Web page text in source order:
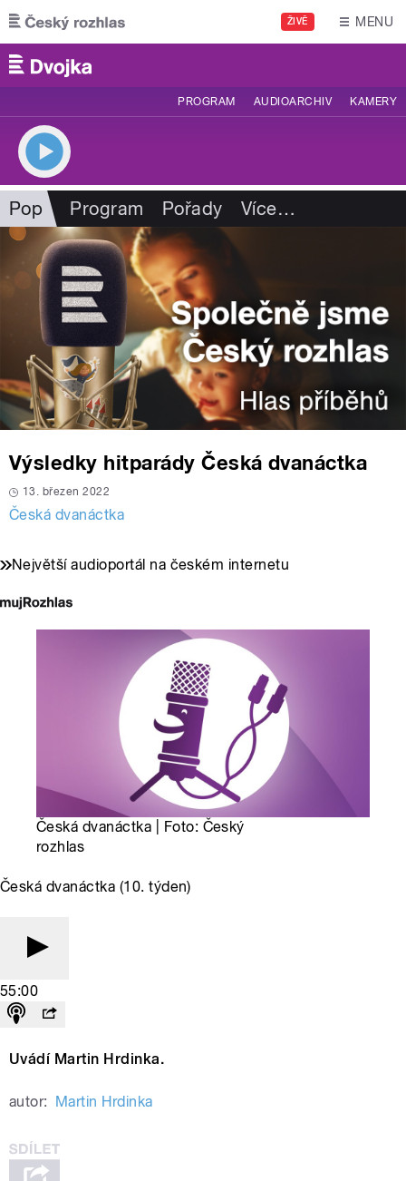
Přejít k hlavnímu obsahu
ŽIVĚ MENU
PROGRAM AUDIOARCHIV KAMERY
Pop Program Pořady Více…
Výsledky hitparády Česká dvanáctka
13. březen 2022
Česká dvanáctka
Největší audioportál na českém internetu
Česká dvanáctka | Foto: Český
rozhlas
Česká dvanáctka (10. týden)
55:00
Uvádí Martin Hrdinka.
autor: Martin Hrdinka